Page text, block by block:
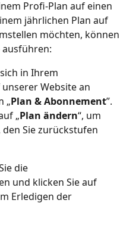
Profi-Plan auf einen
jährlichen Plan auf
möchten, können
in Ihrem
Website an
„Plan & Abonnement”.
„Plan ändern“, um
Sie zurückstufen
die
und klicken Sie auf
Erledigen der